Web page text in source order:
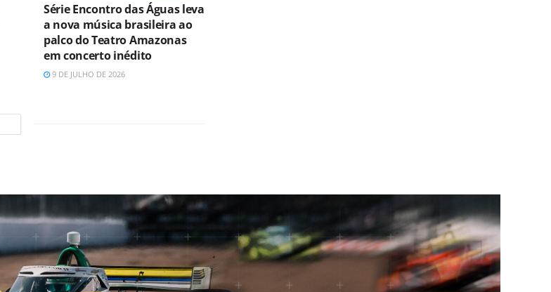
Série Encontro das Águas leva
a nova música brasileira ao
palco do Teatro Amazonas
em concerto inédito
9 DE JULHO DE 2026